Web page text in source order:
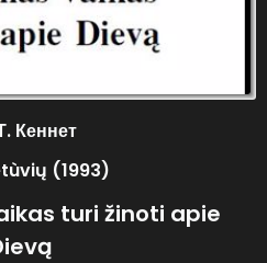
Кеннет
(1993)
turi žinoti apie